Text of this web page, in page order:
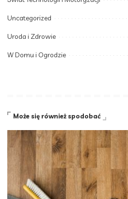
Uncategorized
Uroda i Zdrowie
W Domu i Ogrodzie
Może się również spodobać